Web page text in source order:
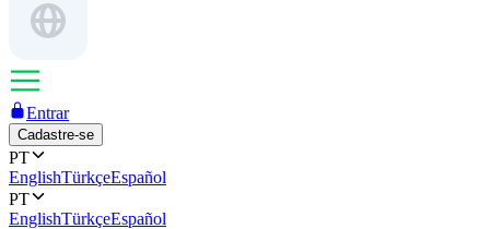
Entrar
Cadastre-se
PT
EnglishTürkçeEspañol
PT
EnglishTürkçeEspañol